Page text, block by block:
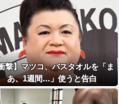
撃】マツコ、バスタオルを「ま
あ、1週間…」使うと告白